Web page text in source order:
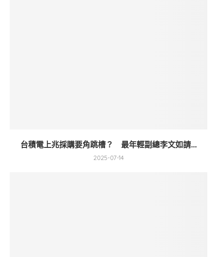
台積電上兆採購要角跳槽？ 最年輕副總李文如請...
2025-07-14